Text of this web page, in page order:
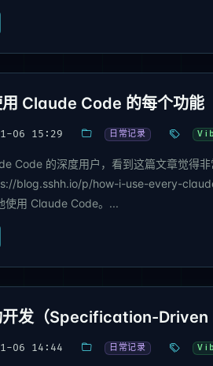
Claude Code 的每个功能
06 15:29 日常记录
Code 的深度用户，看到这篇文章觉得
blog.sshh.io/p/how-i-use-every-
使用 Claude Code。...
开发（Specification-Driven
06 14:44 日常记录